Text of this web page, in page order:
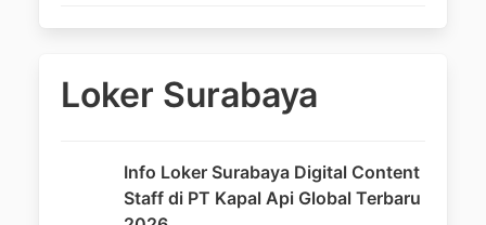
Loker Surabaya
Info Loker Surabaya Digital Content
Staff di PT Kapal Api Global Terbaru